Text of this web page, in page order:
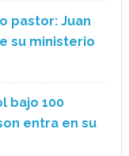
pastor: Juan
su ministerio
bajo 100
entra en su